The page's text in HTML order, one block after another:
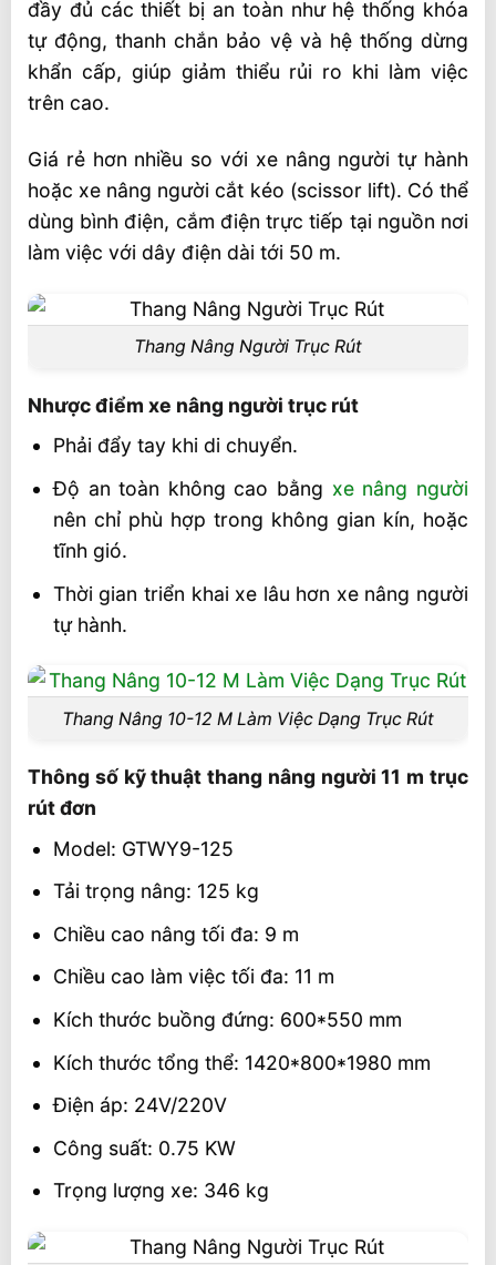
đầy đủ các thiết bị an toàn như hệ thống khóa
tự động, thanh chắn bảo vệ và hệ thống dừng
khẩn cấp, giúp giảm thiểu rủi ro khi làm việc
trên cao.
Giá rẻ hơn nhiều so với xe nâng người tự hành
hoặc xe nâng người cắt kéo (scissor lift). Có thể
dùng bình điện, cắm điện trực tiếp tại nguồn nơi
làm việc với dây điện dài tới 50 m.
Thang Nâng Người Trục Rút
Nhược điểm xe nâng người trục rút
Phải đẩy tay khi di chuyển.
Độ an toàn không cao bằng xe nâng người
nên chỉ phù hợp trong không gian kín, hoặc
tĩnh gió.
Thời gian triển khai xe lâu hơn xe nâng người
tự hành.
Thang Nâng 10-12 M Làm Việc Dạng Trục Rút
Thông số kỹ thuật thang nâng người 11 m trục
rút đơn
Model: GTWY9-125
Tải trọng nâng: 125 kg
Chiều cao nâng tối đa: 9 m
Chiều cao làm việc tối đa: 11 m
Kích thước buồng đứng: 600*550 mm
Kích thước tổng thể: 1420*800*1980 mm
Điện áp: 24V/220V
Công suất: 0.75 KW
Trọng lượng xe: 346 kg